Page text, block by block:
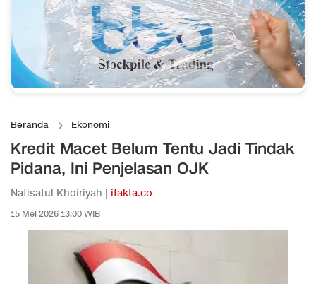
Beranda Ekonomi
Kredit Macet Belum Tentu Jadi Tindak
Pidana, Ini Penjelasan OJK
Nafisatul Khoiriyah | ifakta.co
15 Mei 2026 13:00 WIB